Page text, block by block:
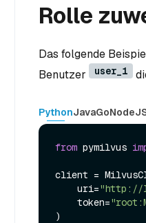
Rolle
Das folgende
Benutzer
user_1
PythonJavaGo
from pymilvus
client =
    uri=
"http://
    token=
)